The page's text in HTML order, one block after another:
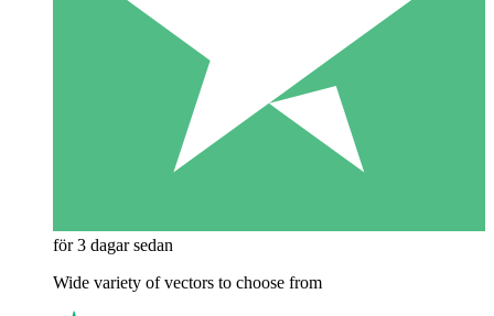
för 3 dagar sedan
Wide variety of vectors to choose from